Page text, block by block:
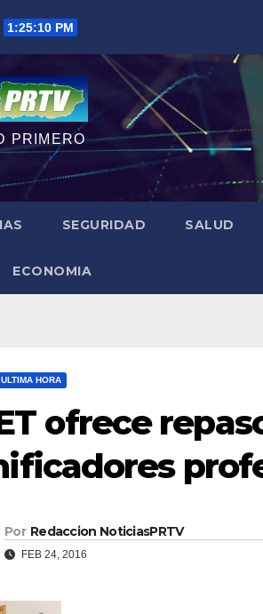
1:25:11 PM
PRIMERO
SEGURIDAD SALUD
ECONOMIA
ULTIMA HORA
ofrece
Por Redaccion NoticiasPRTV
FEB 24, 2016